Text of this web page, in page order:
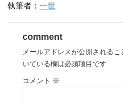
執筆者： 一世
comment
メールアドレスが公開されるこ
いている欄は必須項目です
コメント ※